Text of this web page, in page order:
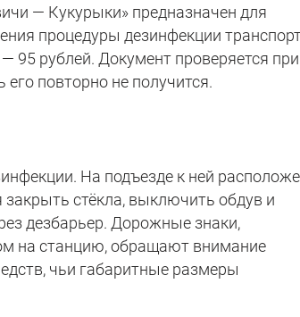
— Кукурыки» предназначен для
процедуры дезинфекции
95 рублей. Документ проверяется при
повторно не получится.
На подъезде к ней
стёкла, выключить обдув и
дезбарьер. Дорожные знаки,
на станцию, обращают внимание
чьи габаритные размеры